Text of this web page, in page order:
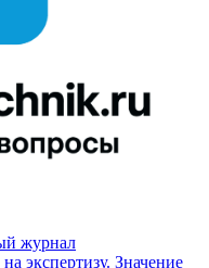
журнал
экспертизу. Значение